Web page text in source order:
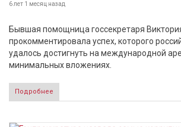
6 лет 1 месяц назад
Бывшая помощница госсекретаря
прокомментировала успех, которого
удалось достигнуть на международной
минимальных вложениях.
Подробнее